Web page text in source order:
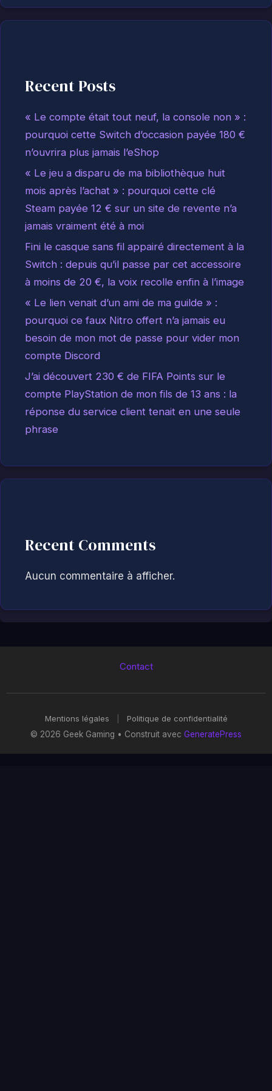
Recent Posts
« Le compte était tout neuf, la console non » :
pourquoi cette Switch d’occasion payée 180 €
n’ouvrira plus jamais l’eShop
« Le jeu a disparu de ma bibliothèque huit
mois après l’achat » : pourquoi cette clé
Steam payée 12 € sur un site de revente n’a
jamais vraiment été à moi
Fini le casque sans fil appairé directement à la
Switch : depuis qu’il passe par cet accessoire
à moins de 20 €, la voix recolle enfin à l’image
« Le lien venait d’un ami de ma guilde » :
pourquoi ce faux Nitro offert n’a jamais eu
besoin de mon mot de passe pour vider mon
compte Discord
J’ai découvert 230 € de FIFA Points sur le
compte PlayStation de mon fils de 13 ans : la
réponse du service client tenait en une seule
phrase
Recent Comments
Aucun commentaire à afficher.
Contact
Mentions légales
Politique de confidentialité
© 2026 Geek Gaming • Construit avec GeneratePress